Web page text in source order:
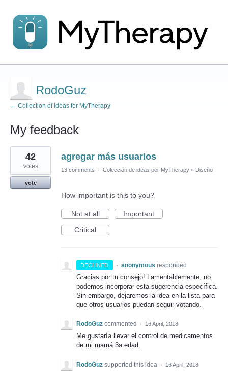
RodoGuz
← Collection of Ideas for MyTherapy
My feedback
1
result
found
agregar más usuarios
42
votes
vote
13 comments · Colección de ideas por MyTherapy » Diseño
How important is this to you?
Not at all
Important
Critical
DECLINED · anonymous responded
Gracias por tu consejo! Lamentablemente, no
podemos incorporar esta sugerencia específica.
Sin embargo, dejaremos la idea en la lista para
que otros usuarios puedan seguir votando.
RodoGuz commented · 16 April, 2018
Me gustaría llevar el control de medicamentos
de mi mamá 3a edad.
RodoGuz supported this idea · 16 April, 2018